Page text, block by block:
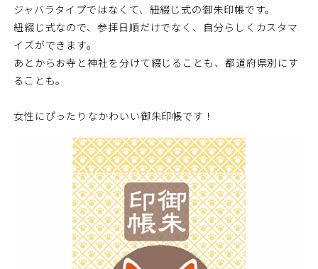
ジャバラタイプではなくて、紐綴じ式の御朱印帳です。
紐綴じ式なので、参拝日順だけでなく、自分らしくカスタマ
イズができます。
あとからお寺と神社を分けて綴じることも、都道府県別にす
ることも。
女性にぴったりなかわいい御朱印帳です！